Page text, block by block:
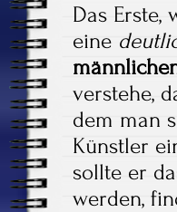
Das Erste,
eine
verstehe,
dem man
Künstler
sollte er
werden,